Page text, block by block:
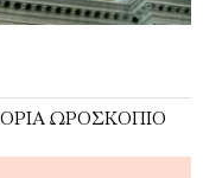
ΩΡΟΣΚΌΠΙΟ